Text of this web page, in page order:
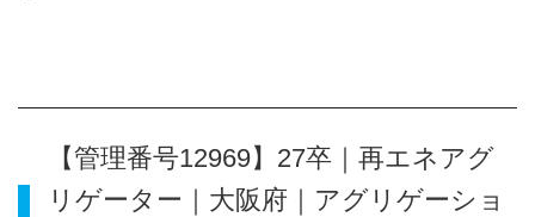
【管理番号12969】27卒｜再エネアグ
リゲーター｜大阪府｜アグリゲーショ